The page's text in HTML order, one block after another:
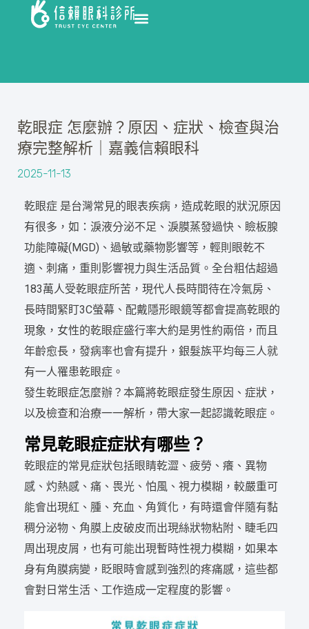
乾眼症 怎麼辦？原因、症狀、檢查與治
療完整解析｜嘉義信賴眼科
2025-11-13
乾眼症 是台灣常見的眼表疾病，造成乾眼的狀況原因
有很多，如：淚液分泌不足、淚膜蒸發過快、瞼板腺
功能障礙(MGD)、過敏或藥物影響等，輕則眼乾不
適、刺痛，重則影響視力與生活品質。全台粗估超過
183萬人受乾眼症所苦，現代人長時間待在冷氣房、
長時間緊盯3C螢幕、配戴隱形眼鏡等都會提高乾眼的
現象，女性的乾眼症盛行率大約是男性約兩倍，而且
年齡愈長，發病率也會有提升，銀髮族平均每三人就
有一人罹患乾眼症。
發生乾眼症怎麼辦？本篇將乾眼症發生原因、症狀，
以及檢查和治療一一解析，帶大家一起認識乾眼症。
常見乾眼症症狀有哪些？
乾眼症的常見症狀包括眼睛乾澀、疲勞、癢、異物
感、灼熱感、痛、畏光、怕風、視力模糊，較嚴重可
能會出現紅、腫、充血、角質化，有時還會伴隨有黏
稠分泌物、角膜上皮破皮而出現絲狀物粘附、睫毛四
周出現皮屑，也有可能出現暫時性視力模糊，如果本
身有角膜病變，眨眼時會感到強烈的疼痛感，這些都
會對日常生活、工作造成一定程度的影響。